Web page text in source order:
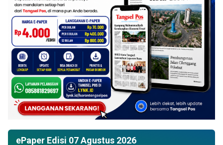
ePaper Edisi 07 Agustus 2026